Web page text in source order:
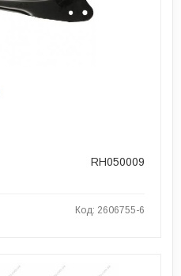
RH050009
Код: 2606755-6